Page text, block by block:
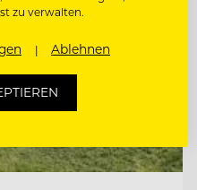
zu verwalten.
Ablehnen